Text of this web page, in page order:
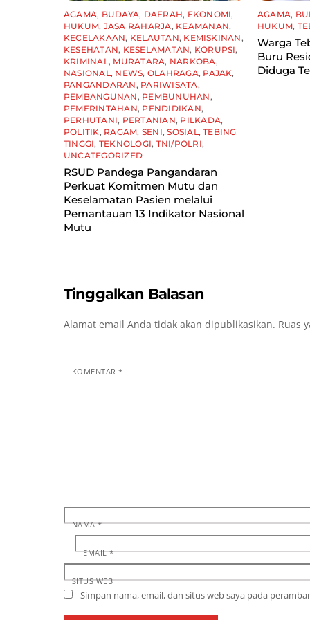
AGAMA, BUDAYA, DAERAH, EKONOMI,
HUKUM, JASA RAHARJA, KEAMANAN,
KECELAKAAN, KELAUTAN, KEMISKINAN ,
KESEHATAN, KESELAMATAN, KORUPSI,
KRIMINAL , MURATARA, NARKOBA,
NASIONAL , NEWS, OLAHRAGA, PAJAK,
PANGANDARAN , PARIWISATA,
PEMBANGUNAN , PEMBUNUHAN ,
PEMERINTAHAN, PENDIDIKAN,
PERHUTANI, PERTANIAN, PILKADA,
POLITIK , RAGAM, SENI,SOSIAL ,TEBING
TINGGI, TEKNOLOGI, TNI/POLRI,
UNCATEGORIZED
RSUD Pandega Pangandaran
Perkuat Komitmen Mutu dan
Keselamatan Pasien melalui
Pemantauan 13 Indikator Nasional
Mutu
AGAMA,
HUKUM,
Warga
Buru
Diduga
Tinggalkan Balasan
Alamat email Anda tidak akan dipublikasikan. Ruas
KOMENTAR*
NAMA*
EMAIL*
SITUS WEB
Simpan nama, email, dan situs web saya pada